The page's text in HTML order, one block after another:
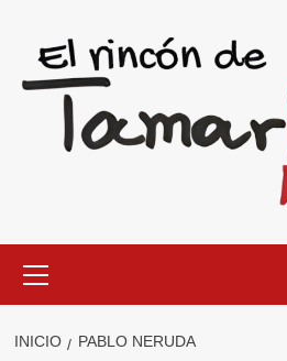
contenido
primario
INICIO PABLO NERUDA